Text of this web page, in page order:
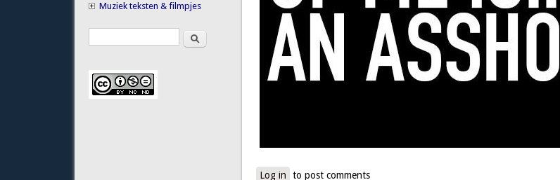
Log in to post comments
Muziek teksten & filmpjes
Search formSearch